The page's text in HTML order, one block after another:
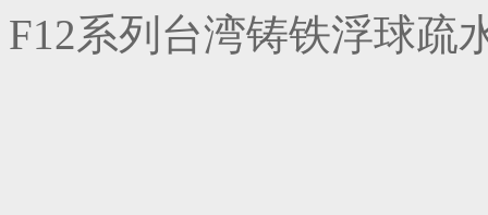
F12系列台湾铸铁浮球疏